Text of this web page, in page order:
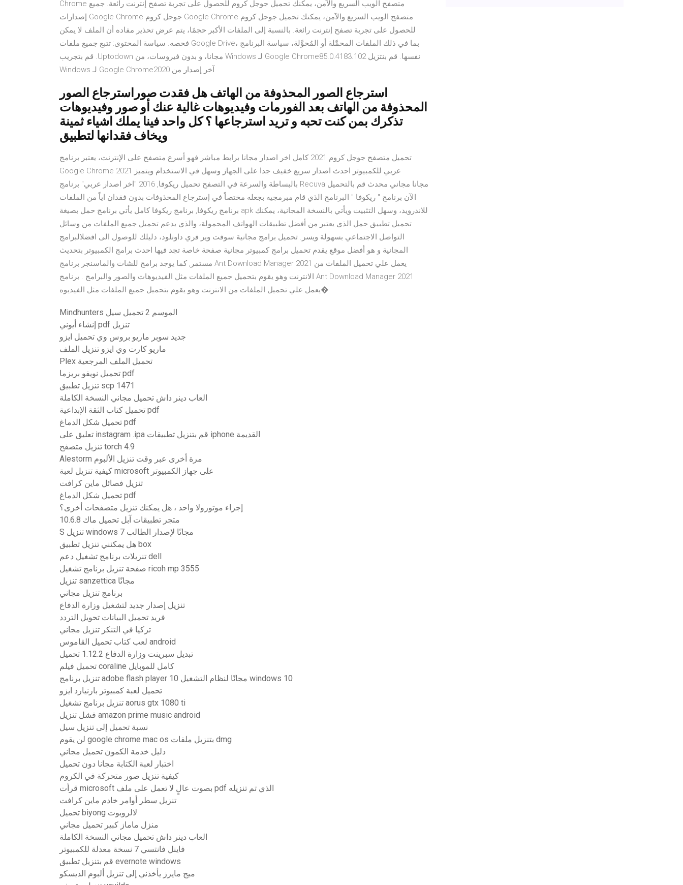
Chrome متصفح الويب السريع والآمن، يمكنك تحميل جوجل كروم للحصول على تجربة تصفح إنترنت رائعة. جميع
إصدارات Google Chrome جوجل كروم Google Chrome متصفح الويب السريع والآمن، يمكنك تحميل جوجل كروم
للحصول على تجربة تصفح إنترنت رائعة. بالنسبة إلى الملفات الأكبر حجمًا، يتم عرض تحذير مفاده أن الملف لا يمكن
فحصه. سياسة المحتوى: تتبع جميع ملفات Google Drive، بما في ذلك الملفات المحمَّلة أو المُحوَّلة، سياسة البرنامج
نفسها. ‫قم بنتزيل Google Chrome85.0.4183.102 لـ Windows مجانا، و بدون فيروسات، من Uptodown. قم بتجريب
آخر إصدار من Google Chrome2020 لـ Windows
استرجاع الصور المحذوفة من الهاتف هل فقدت صوراسترجاع الصور
المحذوفة من الهاتف بعد الفورمات وفيديوهات غالية عنك أو صور وفيديوهات
تذكرك بمن كنت تحبه و تريد استرجاعها ؟ كل واحد فينا يملك اشياء ثمينة
ويخاف فقدانها لتطبيق
تحميل متصفح جوجل كروم 2021 كامل اخر اصدار مجانا برابط مباشر فهو أسرع متصفح على الإنترنت، يعتبر برنامج
Google Chrome 2021 عربي للكمبيوتر احدث اصدار سريع خفيف جدا على الجهاز وسهل في الاستخدام ويتميز
بالبساطة والسرعة في التصفح تحميل ريكوفا, 2016 "اخر اصدار عربي" برنامج Recuva مجانا مجاني محدث قم بالتحميل
الآن برنامج " ريكوفا " البرنامج الذي قام مبرمجيه بجعله مختصاً في إسترجاع المحذوفات بدون فقدان اياً من الملفات
برنامج ريكوفا, برنامج ريكوفا كامل يأتي برنامج حمل بصيغة apk للاندرويد، وسهل التثبيت ويأتي بالنسخة المجانية، يمكنك
تحميل تطبيق حمل الذي يعتبر من أفضل تطبيقات الهواتف المحمولة، والذي يدعم تحميل جميع الملفات من وسائل
التواصل الاجتماعي بسهولة ويسر. تحميل برامج مجانية سوفت وير فري داونلود، دليلك للوصول الى افضلالبرامج
المجانية و هو أفضل موقع يقدم تحميل برامج كمبيوتر مجانية صفحة خاصة تجد فيها احدث برامج الكمبيوتر بتحديث
مستمر, كما يوجد برامج للشات والماسنجر برنامج Ant Download Manager 2021 يعمل علي تحميل الملفات من
الانترنت وهو يقوم بتحميل جميع الملفات مثل الفيديوهات والصور والبرامج . برنامج Ant Download Manager 2021
يعمل علي تحميل الملفات من الانترنت وهو يقوم بتحميل جميع الملفات مثل الفيديوه�
Mindhunters الموسم 2 تحميل سيل
إنشاء أيوني pdf تنزيل
جديد سوبر ماريو بروس وي تحميل ايزو
ماريو كارت وي ايزو تنزيل الملف
Plex تحميل الملف المرجعية
تحميل نويفو بريزما pdf
تنزيل تطبيق scp 1471
العاب دينر داش تحميل مجاني النسخة الكاملة
تحميل كتاب الثقة الإبداعية pdf
تحميل شكل الدماغ pdf
تعليق على instagram .ipa قم بتنزيل تطبيقات iphone القديمة
تنزيل متصفح torch 4.9
Alestorm مرة أخرى عبر وقت تنزيل الألبوم
كيفية تنزيل لعبة microsoft على جهاز الكمبيوتر
تنزيل فصائل ماين كرافت
تحميل شكل الدماغ pdf
إجراء موتورولا واحد ، هل يمكنك تنزيل متصفحات أخرى؟
متجر تطبيقات آبل تحميل ماك 10.6.8
S تنزيل windows 7 مجانًا لإصدار الطالب
هل يمكنني تنزيل تطبيق box
تنزيلات برنامج تشغيل دعم dell
صفحة تنزيل برنامج تشغيل ricoh mp 3555
تنزيل sanzettica مجانًا
برنامج تنزيل مجاني
تنزيل إصدار جديد لتشغيل وزارة الدفاع
فريد تحميل البيانات تحويل التردد
تركيا في التنكر تنزيل مجاني
لعب كتاب تحميل القاموس android
تبديل سبرينت وزارة الدفاع 1.12.2 تحميل
تحميل فيلم coraline كامل للموبايل
تنزيل برنامج adobe flash player 10 مجانًا لنظام التشغيل windows 10
تحميل لعبة كمبيوتر بارنيارد ايزو
تنزيل برنامج تشغيل aorus gtx 1080 ti
فشل تنزيل amazon prime music android
نسبة تحميل إلى تنزيل سيل
لن يقوم google chrome mac os بتنزيل ملفات dmg
دليل خدمة الكمون تحميل مجاني
اختبار لعبة الكتابة مجانا دون تحميل
كيفية تنزيل صور متحركة في الكروم
قرأت microsoft بصوت عالٍ لا تعمل على ملف pdf الذي تم تنزيله
تنزيل سطر أوامر خادم ماين كرافت
تحميل biyong لالروبوت
منزل ماماز كبير تحميل مجاني
العاب دينر داش تحميل مجاني النسخة الكاملة
فاينل فانتسي 7 نسخة معدلة للكمبيوتر
قم بتنزيل تطبيق evernote windows
ميج مايرز يأخذني إلى تنزيل ألبوم الديسكو